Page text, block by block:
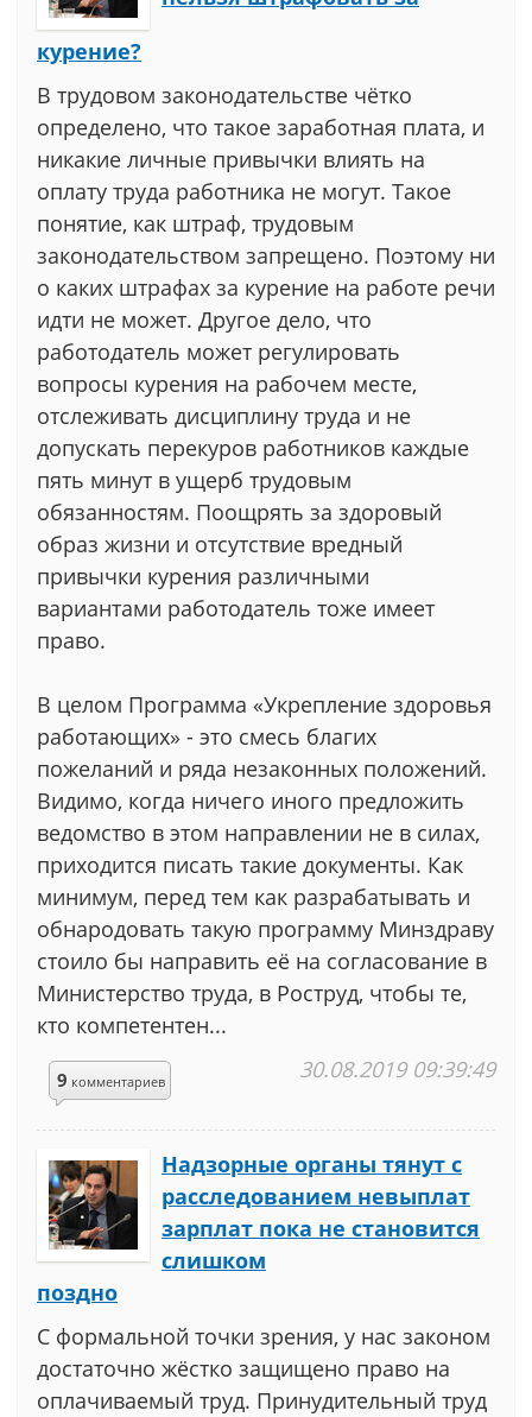
курение?
В трудовом законодательстве чётко
определено, что такое заработная плата, и
никакие личные привычки влиять на
оплату труда работника не могут. Такое
понятие, как штраф, трудовым
законодательством запрещено. Поэтому ни
о каких штрафах за курение на работе речи
идти не может. Другое дело, что
работодатель может регулировать
вопросы курения на рабочем месте,
отслеживать дисциплину труда и не
допускать перекуров работников каждые
пять минут в ущерб трудовым
обязанностям. Поощрять за здоровый
образ жизни и отсутствие вредный
привычки курения различными
вариантами работодатель тоже имеет
право.
В целом Программа «Укрепление здоровья
работающих» - это смесь благих
пожеланий и ряда незаконных положений.
Видимо, когда ничего иного предложить
ведомство в этом направлении не в силах,
приходится писать такие документы. Как
минимум, перед тем как разрабатывать и
обнародовать такую программу Минздраву
стоило бы направить её на согласование в
Министерство труда, в Роструд, чтобы те,
кто компетентен...
9 комментариев 30.08.2019 09:39:49
Надзорные органы тянут с
расследованием невыплат
зарплат пока не становится
слишком
поздно
С формальной точки зрения, у нас законом
достаточно жёстко защищено право на
оплачиваемый труд. Принудительный труд